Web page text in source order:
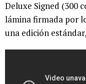
Deluxe Signed (300
lámina firmada por
una edición